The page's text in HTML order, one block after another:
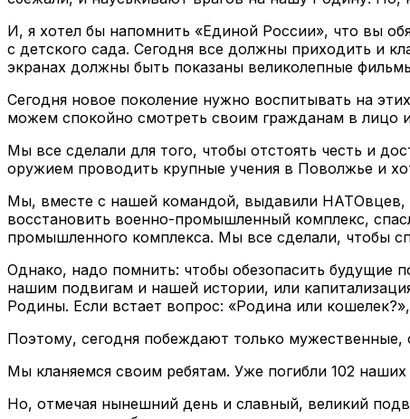
И, я хотел бы напомнить «Единой России», что вы
с детского сада. Сегодня все должны приходить и
экранах должны быть показаны великолепные
Сегодня новое поколение нужно воспитывать на
можем спокойно смотреть своим гражданам в лицо и
Мы все сделали для того, чтобы отстоять честь и
оружием проводить крупные учения в Поволжье и
Мы, вместе с нашей командой, выдавили НАТОвцев,
восстановить военно-промышленный комплекс,
промышленного комплекса. Мы все сделали, чтобы
Однако, надо помнить: чтобы обезопасить будущие
нашим подвигам и нашей истории, или
Родины. Если встает вопрос: «Родина или
Поэтому, сегодня побеждают только
Мы кланяемся своим ребятам. Уже погибли 102
Но, отмечая нынешний день и славный, великий